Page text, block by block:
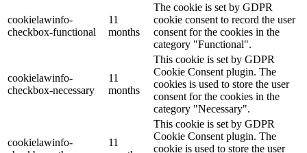
cookielawinfo-
checkbox-functional
11
months
The cookie is set by GDPR
cookie consent to record the user
consent for the cookies in the
category "Functional".
cookielawinfo-
checkbox-necessary
11
months
This cookie is set by GDPR
Cookie Consent plugin. The
cookies is used to store the user
consent for the cookies in the
category "Necessary".
cookielawinfo-
11
This cookie is set by GDPR
Cookie Consent plugin. The
cookie is used to store the user